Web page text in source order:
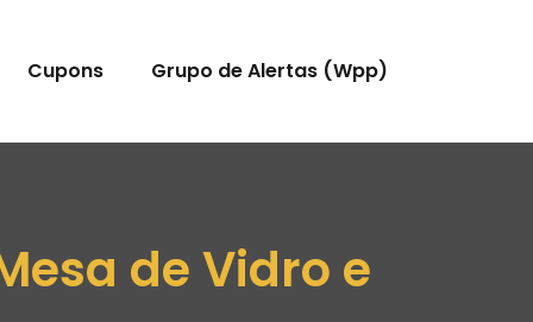
Cupons Grupo de Alertas (Wpp)
de Vidro e